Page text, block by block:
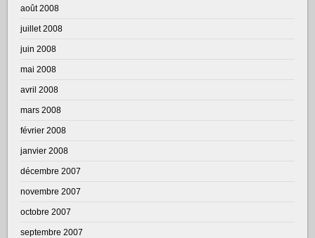
août 2008
juillet 2008
juin 2008
mai 2008
avril 2008
mars 2008
février 2008
janvier 2008
décembre 2007
novembre 2007
octobre 2007
septembre 2007